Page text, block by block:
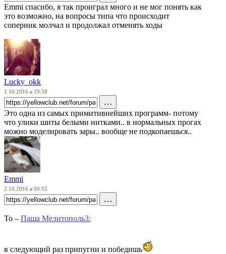
Emmi спасибо, я так проиграл много и не мог понять как
это возможно, на вопросы типа что происходит
соперник молчал и продолжал отменять ходы
Lucky_okk
1.10.2016 в 19:58
…
Это одна из самых примитивнейших программ- потому
что улики шиты белыми нитками.. в нормальных прогах
можно моделировать зары.. вообще не подкопаешься..
Emmi
2.10.2016 в 00:55
…
To – Паша Мелитополь3:
в следующий раз припугни и победишь